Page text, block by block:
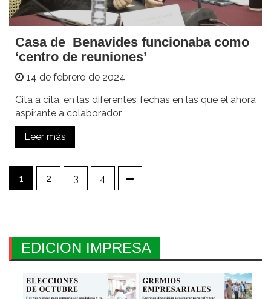
Casa de Benavides funcionaba como
‘centro de reuniones’
14 de febrero de 2024
Cita a cita, en las diferentes fechas en las que el ahora
aspirante a colaborador
Leer más
Paginación
de
1 2 3 4
EDICION IMPRESA